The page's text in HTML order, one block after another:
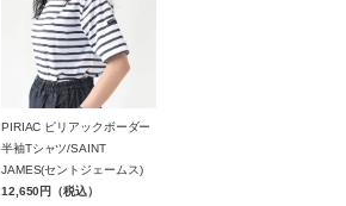
PIRIAC ピリアックボーダー
半袖Tシャツ/SAINT
JAMES(セントジェームス)
12,650円（税込）